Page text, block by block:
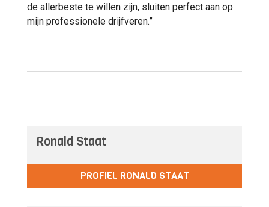
de allerbeste te willen zijn, sluiten perfect aan op
mijn professionele drijfveren.”
Ronald Staat
PROFIEL RONALD STAAT